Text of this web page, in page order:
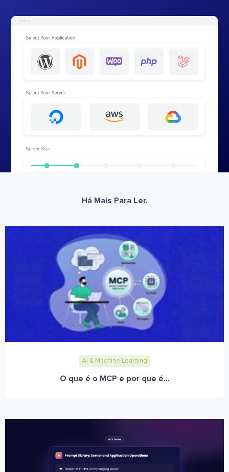
Há Mais Para Ler.
AI & Machine Learning
O que é o MCP e por que é...